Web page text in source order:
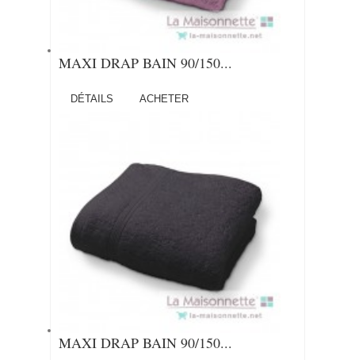
MAXI DRAP BAIN 90/150...
DÉTAILS ACHETER
MAXI DRAP BAIN 90/150...